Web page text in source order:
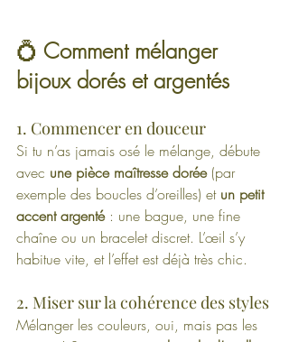
💍 Comment mélanger
bijoux dorés et argentés
1. Commencer en douceur
Si tu n’as jamais osé le mélange, débute
avec une pièce maîtresse dorée (par
exemple des boucles d’oreilles) et un petit
accent argenté : une bague, une fine
chaîne ou un bracelet discret. L’œil s’y
habitue vite, et l’effet est déjà très chic.
2. Miser sur la cohérence des styles
Mélanger les couleurs, oui, mais pas les